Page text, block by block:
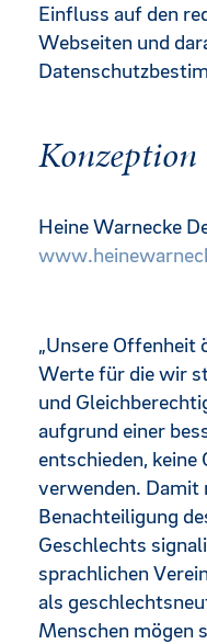
Einfluss auf den
Webseiten und
Konzeption
Heine Warnecke
„Unsere Offenheit
Werte für die wir
und
aufgrund einer
entschieden, keine
verwenden. Damit
Benachteiligung
Geschlechts
sprachlichen
als
Menschen mögen